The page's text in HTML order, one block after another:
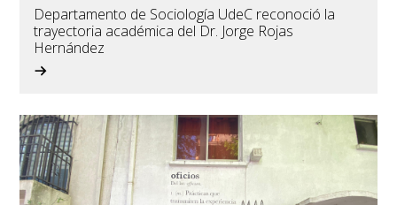
Departamento de Sociología UdeC reconoció la
trayectoria académica del Dr. Jorge Rojas
Hernández